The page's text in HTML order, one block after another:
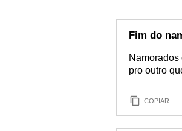
Fim do
Namorados
pro outro
COPIAR